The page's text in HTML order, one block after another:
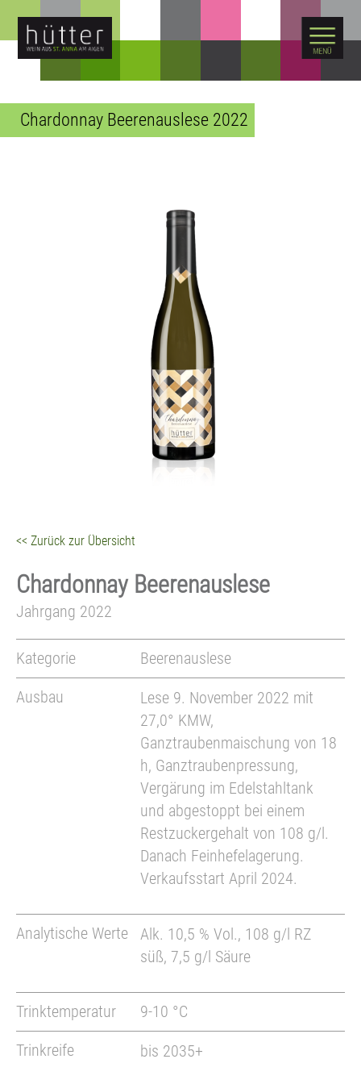
Chardonnay Beerenauslese 2022
WARENKORB
<< Zurück zur Übersicht
Chardonnay Beerenauslese
Jahrgang 2022
Kategorie
Beerenauslese
Ausbau
Lese 9. November 2022 mit
27,0° KMW,
Ganztraubenmaischung von 18
h, Ganztraubenpressung,
Vergärung im Edelstahltank
und abgestoppt bei einem
Restzuckergehalt von 108 g/l.
Danach Feinhefelagerung.
Verkaufsstart April 2024.
Analytische Werte
Alk. 10,5 % Vol., 108 g/l RZ
süß, 7,5 g/l Säure
Trinktemperatur
9-10 °C
Trinkreife
bis 2035+